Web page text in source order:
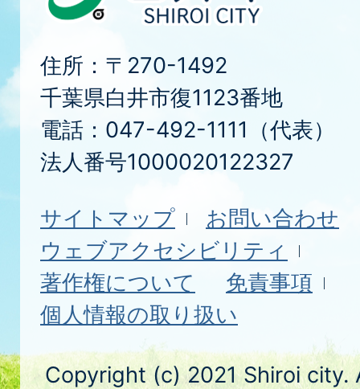
住所：〒270-1492
千葉県白井市復1123番地
電話：047-492-1111（代表）
法人番号1000020122327
サイトマップ
お問い合わせ
ウェブアクセシビリティ
著作権について
免責事項
個人情報の取り扱い
Copyright (c) 2021 Shiroi city.